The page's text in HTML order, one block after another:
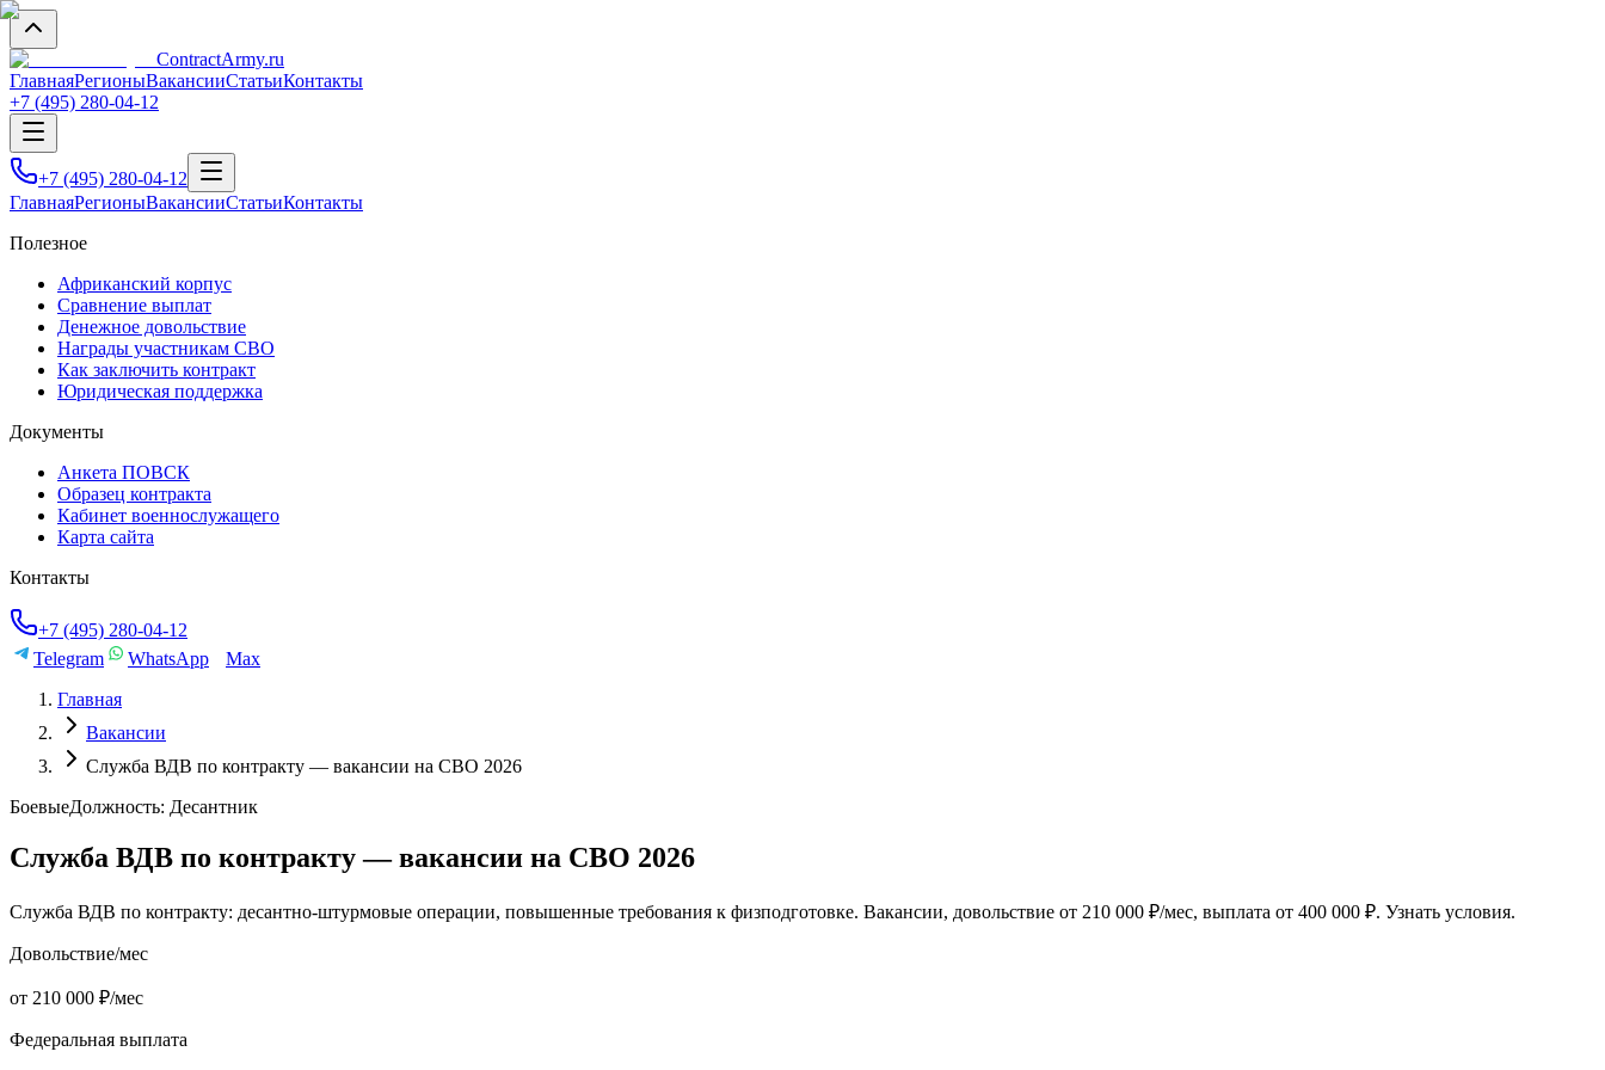
ContractArmy.ru
ГлавнаяРегионыВакансииСтатьиКонтакты
+7 (495) 280-04-12
+7 (495) 280-04-12
ГлавнаяРегионыВакансииСтатьиКонтакты
Полезное
Африканский корпус
Сравнение выплат
Денежное довольствие
Награды участникам СВО
Как заключить контракт
Юридическая поддержка
Документы
Анкета ПОВСК
Образец контракта
Кабинет военнослужащего
Карта сайта
Контакты
+7 (495) 280-04-12
Telegram
WhatsApp
Max
Главная
Вакансии
Служба ВДВ по контракту — вакансии на СВО 2026
БоевыеДолжность: Десантник
Служба ВДВ по контракту — вакансии на СВО 2026
Служба ВДВ по контракту: десантно-штурмовые операции, повышенные требования к физподготовке. Вакансии, довольствие от 210 000 ₽/мес, выплата от 400 000 ₽. Узнать условия.
Довольствие/мес
от 210 000 ₽/мес
Федеральная выплата